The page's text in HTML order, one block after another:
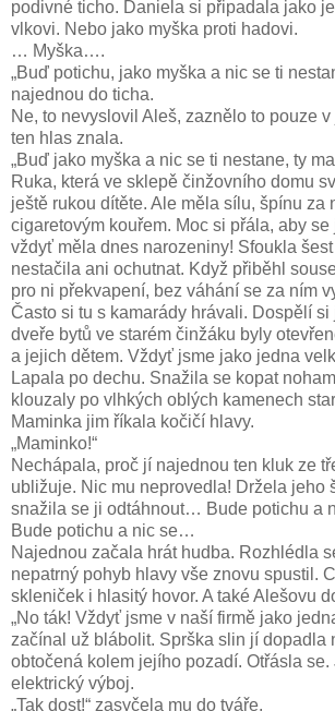
podivné ticho. Daniela si připadala jako
vlkovi. Nebo jako myška proti hadovi.
… Myška….
„Buď potichu, jako myška a nic se ti
najednou do ticha.
Ne, to nevyslovil Aleš, zaznělo to pouze
ten hlas znala.
„Buď jako myška a nic se ti nestane, ty
Ruka, která ve sklepě činžovního domu
ještě rukou dítěte. Ale měla sílu, špínu za
cigaretovým kouřem. Moc si přála, aby se
vždyť měla dnes narozeniny! Sfoukla
nestačila ani ochutnat. Když přiběhl
pro ni překvapení, bez váhání se za ním
Často si tu s kamarády hrávali. Dospělí
dveře bytů ve starém činžáku byly
a jejich dětem. Vždyť jsme jako jedna
Lapala po dechu. Snažila se kopat
klouzaly po vlhkých oblých kamenech
Maminka jim říkala kočičí hlavy.
„Maminko!“
Nechápala, proč jí najednou ten kluk ze
ubližuje. Nic mu neprovedla! Držela jeho
snažila se ji odtáhnout… Bude potichu a
Bude potichu a nic se…
Najednou začala hrát hudba. Rozhlédla
nepatrný pohyb hlavy vše znovu spustil.
skleniček i hlasitý hovor. A také Alešovu
„No ták! Vždyť jsme v naší firmě jako
začínal už blábolit. Sprška slin jí dopadla
obtočená kolem jejího pozadí. Otřásla se.
elektrický výboj.
„Tak dost!“ zasyčela mu do tváře.